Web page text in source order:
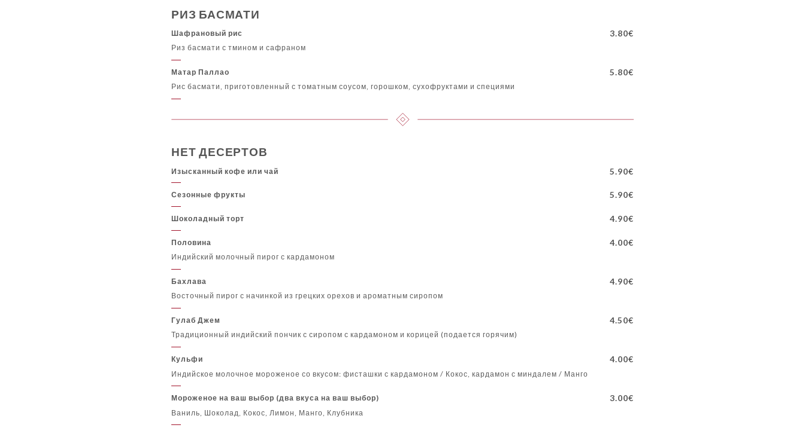
РИЗ БАСМАТИ
Шафрановый рис 3.80€
Риз басмати с тмином и сафраном
Матар Паллао 5.80€
Рис басмати, приготовленный с томатным соусом, горошком, сухофруктами и специями
НЕТ ДЕСЕРТОВ
Изысканный кофе или чай 5.90€
Сезонные фрукты 5.90€
Шоколадный торт 4.90€
Половина 4.00€
Индийский молочный пирог с кардамоном
Бахлава 4.90€
Восточный пирог с начинкой из грецких орехов и ароматным сиропом
Гулаб Джем 4.50€
Традиционный индийский пончик с сиропом с кардамоном и корицей (подается горячим)
Кульфи 4.00€
Индийское молочное мороженое со вкусом: фисташки с кардамоном / Кокос, кардамон с миндалем / Манго
Мороженое на ваш выбор (два вкуса на ваш выбор) 3.00€
Ваниль, Шоколад, Кокос, Лимон, Манго, Клубника